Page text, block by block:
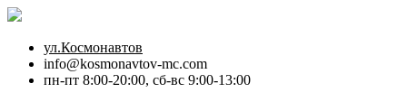
ул.Космонавтов
info@kosmonavtov-mc.com
пн-пт 8:00-20:00, сб-вс 9:00-13:00